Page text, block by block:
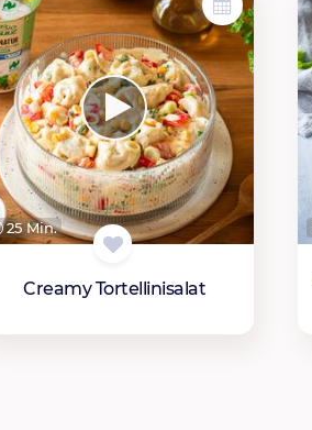
25 Min.
Creamy Tortellinisalat